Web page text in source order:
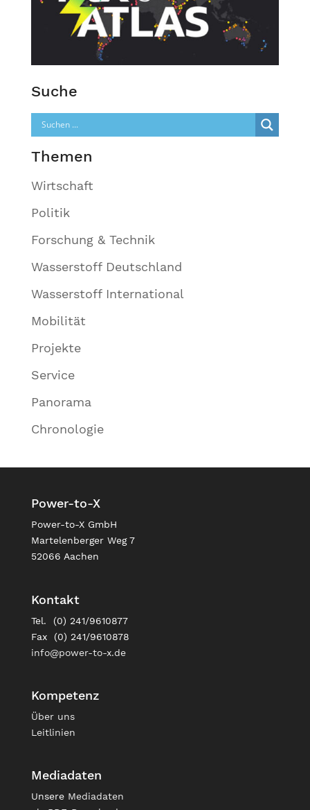
Suche
Themen
Wirtschaft
Politik
Forschung & Technik
Wasserstoff Deutschland
Wasserstoff International
Mobilität
Projekte
Service
Panorama
Chronologie
Power-to-X
Power-to-X GmbH
Martelenberger Weg 7
52066 Aachen
Kontakt
Tel. (0) 241/9610877
Fax (0) 241/9610878
info@power-to-x.de
Kompetenz
Über uns
Leitlinien
Mediadaten
Unsere Mediadaten